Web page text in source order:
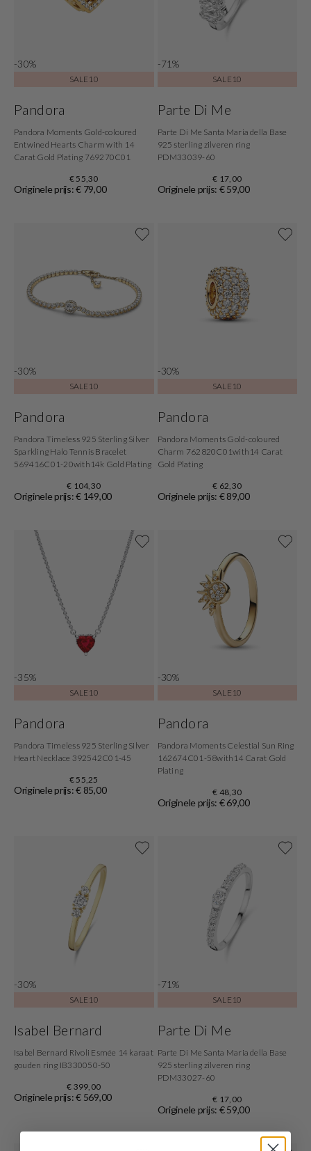
-30%
SALE10
Pandora
Pandora Moments Gold-coloured
Entwined Hearts Charm with 14
Carat Gold Plating 769270C01
€ 55,30
Originele prijs: € 79,00
-71%
SALE10
Parte Di Me
Parte Di Me Santa Maria della Base
925 sterling zilveren ring
PDM33039-60
€ 17,00
Originele prijs: € 59,00
-30%
SALE10
Pandora
Pandora Timeless 925 Sterling Silver
Sparkling Halo Tennis Bracelet
569416C01-20with14k Gold Plating
€ 104,30
Originele prijs: € 149,00
-30%
SALE10
Pandora
Pandora Moments Gold-coloured
Charm 762820C01with14 Carat
Gold Plating
€ 62,30
Originele prijs: € 89,00
-35%
SALE10
Pandora
Pandora Timeless 925 Sterling Silver
Heart Necklace 392542C01-45
€ 55,25
Originele prijs: € 85,00
-30%
SALE10
Pandora
Pandora Moments Celestial Sun Ring
162674C01-58with14 Carat Gold
Plating
€ 48,30
Originele prijs: € 69,00
-30%
SALE10
Isabel Bernard
Isabel Bernard Rivoli Esmée 14 karaat
gouden ring IB330050-50
€ 399,00
Originele prijs: € 569,00
-71%
SALE10
Parte Di Me
Parte Di Me Santa Maria della Base
925 sterling zilveren ring
PDM33027-60
€ 17,00
Originele prijs: € 59,00